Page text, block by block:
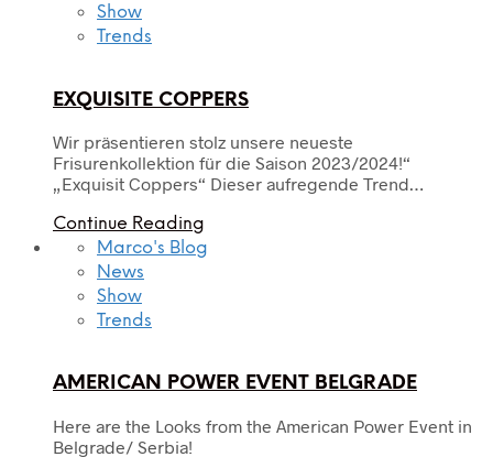
Show
Trends
EXQUISITE COPPERS
Wir präsentieren stolz unsere neueste
Frisurenkollektion für die Saison 2023/2024!“
„Exquisit Coppers“ Dieser aufregende Trend…
Continue Reading
Marco's Blog
News
Show
Trends
AMERICAN POWER EVENT BELGRADE
Here are the Looks from the American Power Event in
Belgrade/ Serbia!